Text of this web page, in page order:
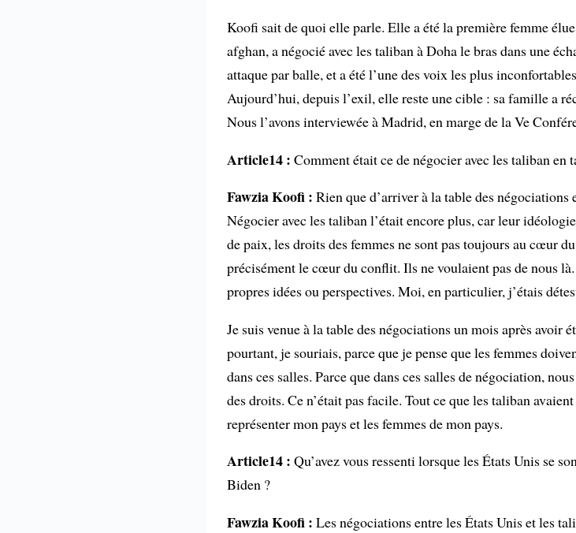
Koofi sait de quoi elle parle. Elle a été la première femme
afghan, a négocié avec les taliban à Doha le bras dans une
attaque par balle, et a été l’une des voix les plus
Aujourd’hui, depuis l’exil, elle reste une cible : sa famille a
Nous l’avons interviewée à Madrid, en marge de la Ve
Article14 : Comment était ce de négocier avec les taliban en
Fawzia Koofi : Rien que d’arriver à la table des
Négocier avec les taliban l’était encore plus, car leur
de paix, les droits des femmes ne sont pas toujours au cœur
précisément le cœur du conflit. Ils ne voulaient pas de nous
propres idées ou perspectives. Moi, en particulier, j’étais
Je suis venue à la table des négociations un mois après avoir
pourtant, je souriais, parce que je pense que les femmes
dans ces salles. Parce que dans ces salles de négociation,
des droits. Ce n’était pas facile. Tout ce que les taliban
représenter mon pays et les femmes de mon pays.
Article14 : Qu’avez vous ressenti lorsque les États Unis se
Biden ?
Fawzia Koofi : Les négociations entre les États Unis et les